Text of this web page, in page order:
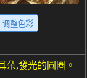
调整色彩
朵,發光的圓圈。